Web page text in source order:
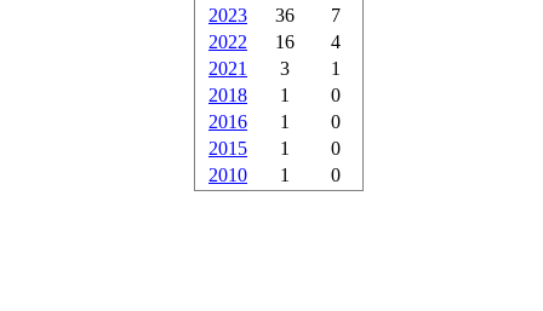
2023
36
7
2022
16
4
2021
3
1
2018
1
0
2016
1
0
2015
1
0
2010
1 0